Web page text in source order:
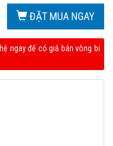
ĐẶT MUA NGAY
ngay để có giá bán vòng bi